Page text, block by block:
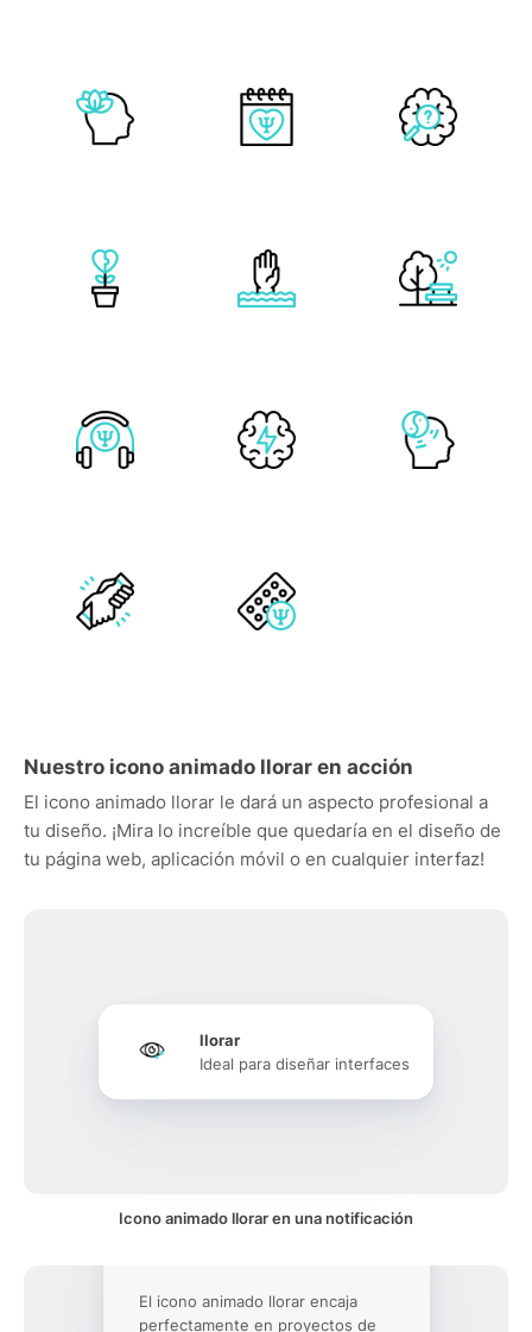
Nuestro icono animado llorar en acción
El icono animado llorar le dará un aspecto profesional a
tu diseño. ¡Mira lo increíble que quedaría en el diseño de
tu página web, aplicación móvil o en cualquier interfaz!
llorar
Ideal para diseñar interfaces
Icono animado llorar en una notificación
El icono animado llorar encaja
perfectamente en proyectos de